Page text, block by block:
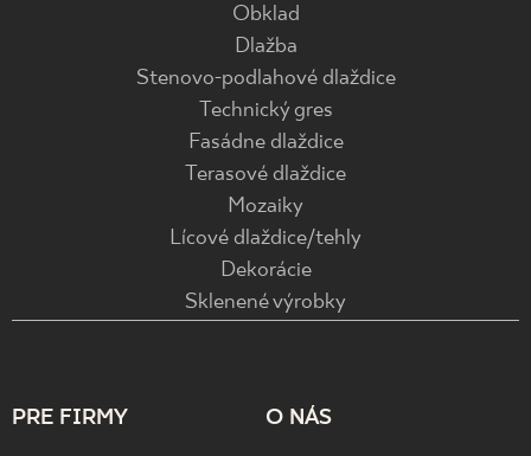
Obklad
Dlažba
Stenovo-podlahové dlaždice
Technický gres
Fasádne dlaždice
Terasové dlaždice
Mozaiky
Lícové dlaždice/tehly
Dekorácie
Sklenené výrobky
PRE FIRMY O NÁS